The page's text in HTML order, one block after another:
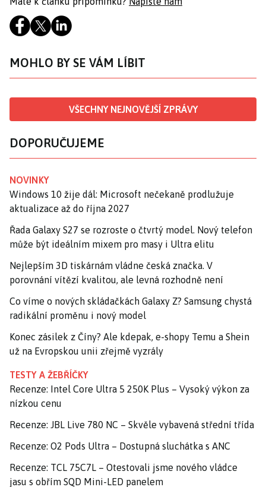
MOHLO BY SE VÁM LÍBIT
VŠECHNY NEJNOVĚJŠÍ ZPRÁVY
DOPORUČUJEME
NOVINKY
Windows 10 žije dál: Microsoft nečekaně prodlužuje
aktualizace až do října 2027
Řada Galaxy S27 se rozroste o čtvrtý model. Nový telefon
může být ideálním mixem pro masy i Ultra elitu
Nejlepším 3D tiskárnám vládne česká značka. V
porovnání vítězí kvalitou, ale levná rozhodně není
Co víme o nových skládačkách Galaxy Z? Samsung chystá
radikální proměnu i nový model
Konec zásilek z Číny? Ale kdepak, e-shopy Temu a Shein
už na Evropskou unii zřejmě vyzrály
TESTY A ŽEBŘÍČKY
Recenze: Intel Core Ultra 5 250K Plus – Vysoký výkon za
nízkou cenu
Recenze: JBL Live 780 NC – Skvěle vybavená střední třída
Recenze: O2 Pods Ultra – Dostupná sluchátka s ANC
Recenze: TCL 75C7L – Otestovali jsme nového vládce
jasu s obřím SQD Mini-LED panelem